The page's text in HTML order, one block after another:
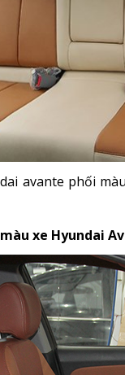
avante phối
xe Hyundai